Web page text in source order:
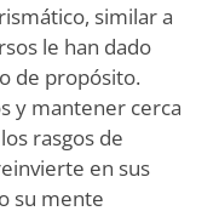
similar a
le han dado
de propósito.
y mantener cerca
rasgos de
en sus
su mente